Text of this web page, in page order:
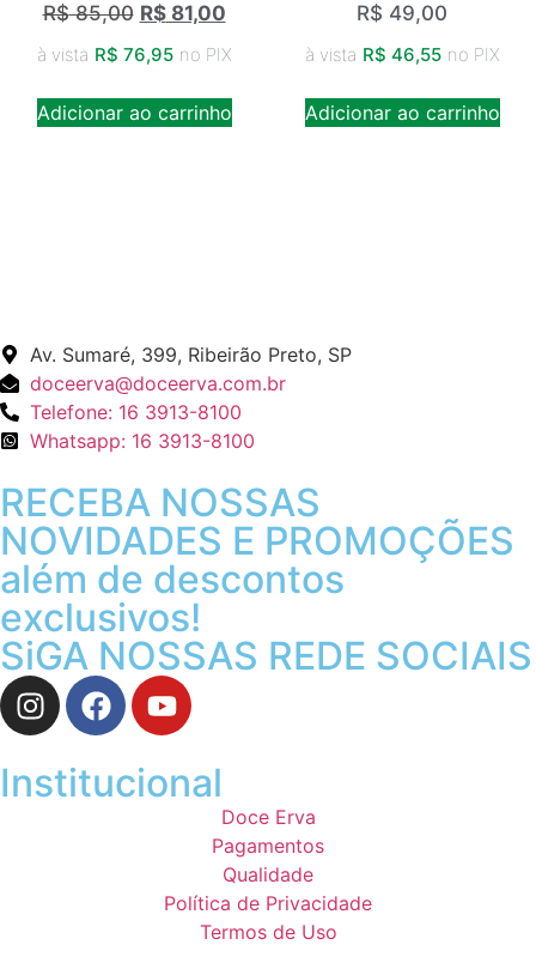
R$85,00 R$81,00
à vista R$ 76,95 no PIX
Adicionar ao carrinho
R$ 49,00
à vista R$ 46,55 no PIX
Adicionar ao carrinho
Av. Sumaré, 399, Ribeirão Preto, SP
doceerva@doceerva.com.br
Telefone: 16 3913-8100
Whatsapp: 16 3913-8100
RECEBA NOSSAS
NOVIDADES E PROMOÇÕES
além de descontos
exclusivos!
SiGA NOSSAS REDE SOCIAIS
Institucional
Doce Erva
Pagamentos
Qualidade
Política de Privacidade
Termos de Uso